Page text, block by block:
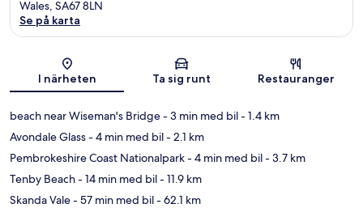
Wales, SA67 8LN
Se på karta
I närheten Ta sig runt Restauranger
beach near Wiseman's Bridge- 3 min med bil- 1.4 km
Avondale Glass- 4 min med bil- 2.1 km
Pembrokeshire Coast Nationalpark- 4 min med bil- 3.7 km
Tenby Beach- 14 min med bil- 11.9 km
Skanda Vale- 57 min med bil- 62.1 km